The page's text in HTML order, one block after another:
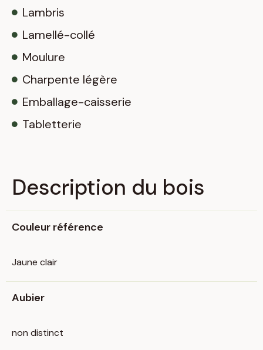
Lambris
Lamellé-collé
Moulure
Charpente légère
Emballage-caisserie
Tabletterie
Description du bois​
Couleur référence
Jaune clair
Aubier
non distinct